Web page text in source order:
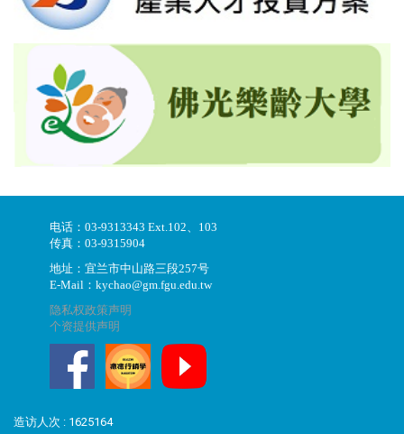
电话：03-9313343 Ext.102、103
传真：03-9315904
地址：宜兰市中山路三段257号
E-Mail：kychao@gm.fgu.edu.tw
隐私权政策声明
个资提供声明
造访人次 : 1625164